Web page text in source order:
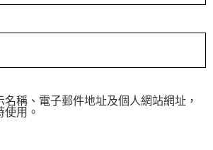
名稱、電子郵件地址及個人網站網址，
用。